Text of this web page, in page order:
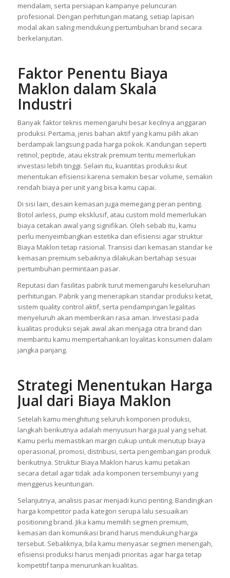
mendalam, serta persiapan kampanye peluncuran
profesional. Dengan perhitungan matang, setiap lapisan
modal akan saling mendukung pertumbuhan brand secara
berkelanjutan.
Faktor Penentu Biaya
Maklon dalam Skala
Industri
Banyak faktor teknis memengaruhi besar kecilnya anggaran
produksi. Pertama, jenis bahan aktif yang kamu pilih akan
berdampak langsung pada harga pokok. Kandungan seperti
retinol, peptide, atau ekstrak premium tentu memerlukan
investasi lebih tinggi. Selain itu, kuantitas produksi ikut
menentukan efisiensi karena semakin besar volume, semakin
rendah biaya per unit yang bisa kamu capai.
Di sisi lain, desain kemasan juga memegang peran penting.
Botol airless, pump eksklusif, atau custom mold memerlukan
biaya cetakan awal yang signifikan. Oleh sebab itu, kamu
perlu menyeimbangkan estetika dan efisiensi agar struktur
Biaya Maklon tetap rasional. Transisi dari kemasan standar ke
kemasan premium sebaiknya dilakukan bertahap sesuai
pertumbuhan permintaan pasar.
Reputasi dan fasilitas pabrik turut memengaruhi keseluruhan
perhitungan. Pabrik yang menerapkan standar produksi ketat,
sistem quality control aktif, serta pendampingan legalitas
menyeluruh akan memberikan rasa aman. Investasi pada
kualitas produksi sejak awal akan menjaga citra brand dan
membantu kamu mempertahankan loyalitas konsumen dalam
jangka panjang.
Strategi Menentukan Harga
Jual dari Biaya Maklon
Setelah kamu menghitung seluruh komponen produksi,
langkah berikutnya adalah menyusun harga jual yang sehat.
Kamu perlu memastikan margin cukup untuk menutup biaya
operasional, promosi, distribusi, serta pengembangan produk
berikutnya. Struktur Biaya Maklon harus kamu petakan
secara detail agar tidak ada komponen tersembunyi yang
menggerus keuntungan.
Selanjutnya, analisis pasar menjadi kunci penting. Bandingkan
harga kompetitor pada kategori serupa lalu sesuaikan
positioning brand. Jika kamu memilih segmen premium,
kemasan dan komunikasi brand harus mendukung harga
tersebut. Sebaliknya, bila kamu menyasar segmen menengah,
efisiensi produksi harus menjadi prioritas agar harga tetap
kompetitif tanpa menurunkan kualitas.